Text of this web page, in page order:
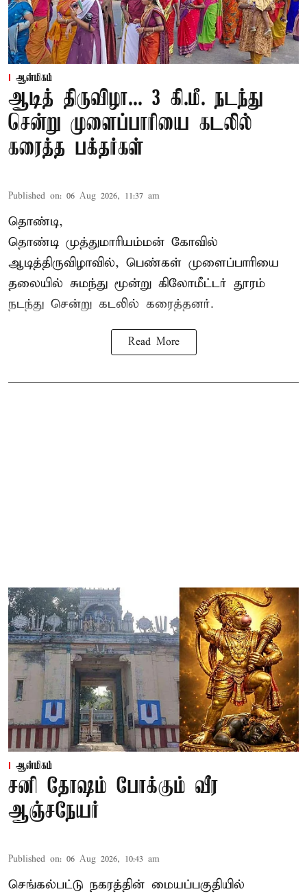
ஆன்மிகம்
ஆடித் திருவிழா... 3 கி.மீ. நடந்து
சென்று முளைப்பாரியை கடலில்
கரைத்த பக்தர்கள்
Published on: 06 Aug 2026, 11:37 am
தொண்டி,
தொண்டி முத்துமாரியம்மன் கோவில்
ஆடித்திருவிழாவில், பெண்கள் முளைப்பாரியை
தலையில் சுமந்து மூன்று கிலோமீட்டர் தூரம்
நடந்து சென்று கடலில் கரைத்தனர்.
Read More
ஆன்மிகம்
சனி தோஷம் போக்கும் வீர
ஆஞ்சநேயர்
Published on: 06 Aug 2026, 10:43 am
செங்கல்பட்டு நகரத்தின் மையப்பகுதியில்